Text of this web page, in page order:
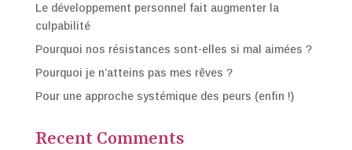
Le développement personnel fait augmenter la
culpabilité
Pourquoi nos résistances sont-elles si mal aimées ?
Pourquoi je n’atteins pas mes rêves ?
Pour une approche systémique des peurs (enfin !)
Recent Comments